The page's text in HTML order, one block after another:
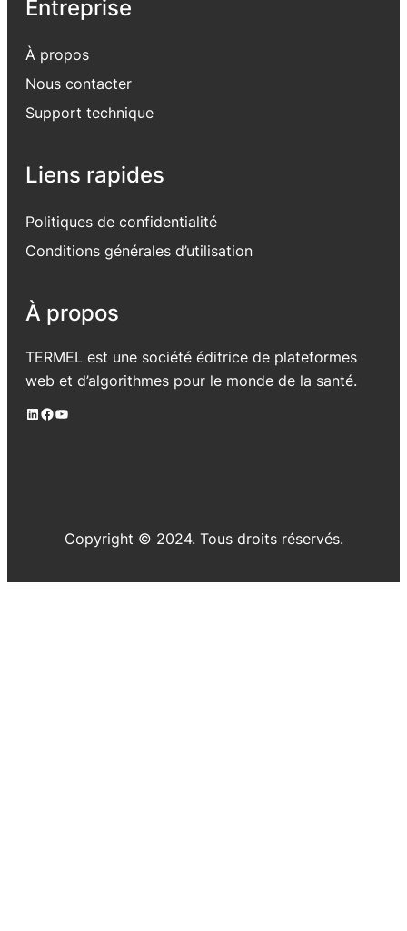
Entreprise
À propos
Nous contacter
Support technique
Liens rapides
Politiques de confidentialité
Conditions générales d’utilisation
À propos
TERMEL est une société éditrice de plateformes
web et d’algorithmes pour le monde de la santé.
LinkedIn Facebook YouTube
Copyright © 2024. Tous droits réservés.